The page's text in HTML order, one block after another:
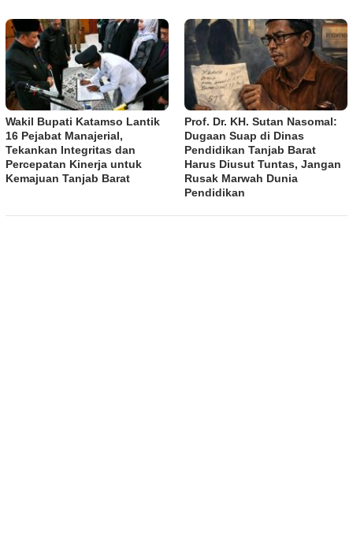
Wakil Bupati Katamso Lantik
16 Pejabat Manajerial,
Tekankan Integritas dan
Percepatan Kinerja untuk
Kemajuan Tanjab Barat
Prof. Dr. KH. Sutan Nasomal:
Dugaan Suap di Dinas
Pendidikan Tanjab Barat
Harus Diusut Tuntas, Jangan
Rusak Marwah Dunia
Pendidikan